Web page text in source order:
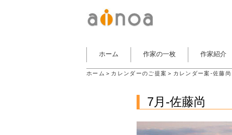
ホーム 作家の一枚 作家紹介
ホーム ＞ カレンダーのご提案 ＞ カレンダー案-佐藤尚
7月-佐藤尚